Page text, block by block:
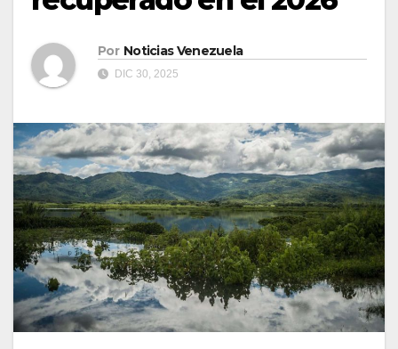
Por Noticias Venezuela
DIC 30, 2025